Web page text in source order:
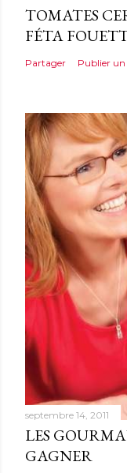
TOMATES
FÉTA
Partager Publier
septembre 14, 2011
LES
GAGNER